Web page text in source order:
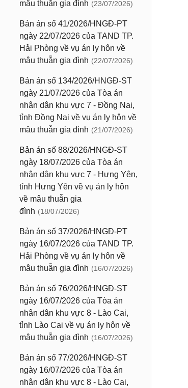
mâu thuẫn gia đình (23/07/2026)
Bản án số 41/2026/HNGĐ-PT
ngày 22/07/2026 của TAND TP.
Hải Phòng về vụ án ly hôn về
mâu thuẫn gia đình (22/07/2026)
Bản án số 134/2026/HNGĐ-ST
ngày 21/07/2026 của Tòa án
nhân dân khu vực 7 - Đồng Nai,
tỉnh Đồng Nai về vụ án ly hôn về
mâu thuẫn gia đình (21/07/2026)
Bản án số 88/2026/HNGĐ-ST
ngày 18/07/2026 của Tòa án
nhân dân khu vực 7 - Hưng Yên,
tỉnh Hưng Yên về vụ án ly hôn
về mâu thuẫn gia
đình (18/07/2026)
Bản án số 37/2026/HNGĐ-PT
ngày 16/07/2026 của TAND TP.
Hải Phòng về vụ án ly hôn về
mâu thuẫn gia đình (16/07/2026)
Bản án số 76/2026/HNGĐ-ST
ngày 16/07/2026 của Tòa án
nhân dân khu vực 8 - Lào Cai,
tỉnh Lào Cai về vụ án ly hôn về
mâu thuẫn gia đình (16/07/2026)
Bản án số 77/2026/HNGĐ-ST
ngày 16/07/2026 của Tòa án
nhân dân khu vực 8 - Lào Cai,